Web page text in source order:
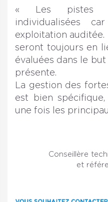
« Les pistes
individualisées
exploitation auditée.
seront toujours en
évaluées dans le
présente.
La gestion des
est bien
une fois les
Conseillère
et